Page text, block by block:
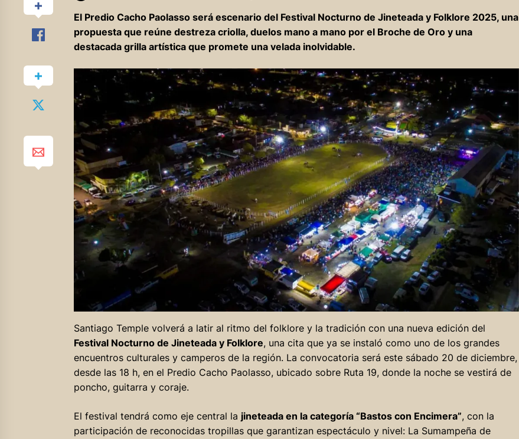
El Predio Cacho Paolasso será escenario del Festival Nocturno de Jineteada y Folklore 2025, una
propuesta que reúne destreza criolla, duelos mano a mano por el Broche de Oro y una
destacada grilla artística que promete una velada inolvidable.
Santiago Temple volverá a latir al ritmo del folklore y la tradición con una nueva edición del
Festival Nocturno de Jineteada y Folklore, una cita que ya se instaló como uno de los grandes
encuentros culturales y camperos de la región. La convocatoria será este sábado 20 de diciembre,
desde las 18 h, en el Predio Cacho Paolasso, ubicado sobre Ruta 19, donde la noche se vestirá de
poncho, guitarra y coraje.
El festival tendrá como eje central la jineteada en la categoría “Bastos con Encimera”, con la
participación de reconocidas tropillas que garantizan espectáculo y nivel: La Sumampeña de